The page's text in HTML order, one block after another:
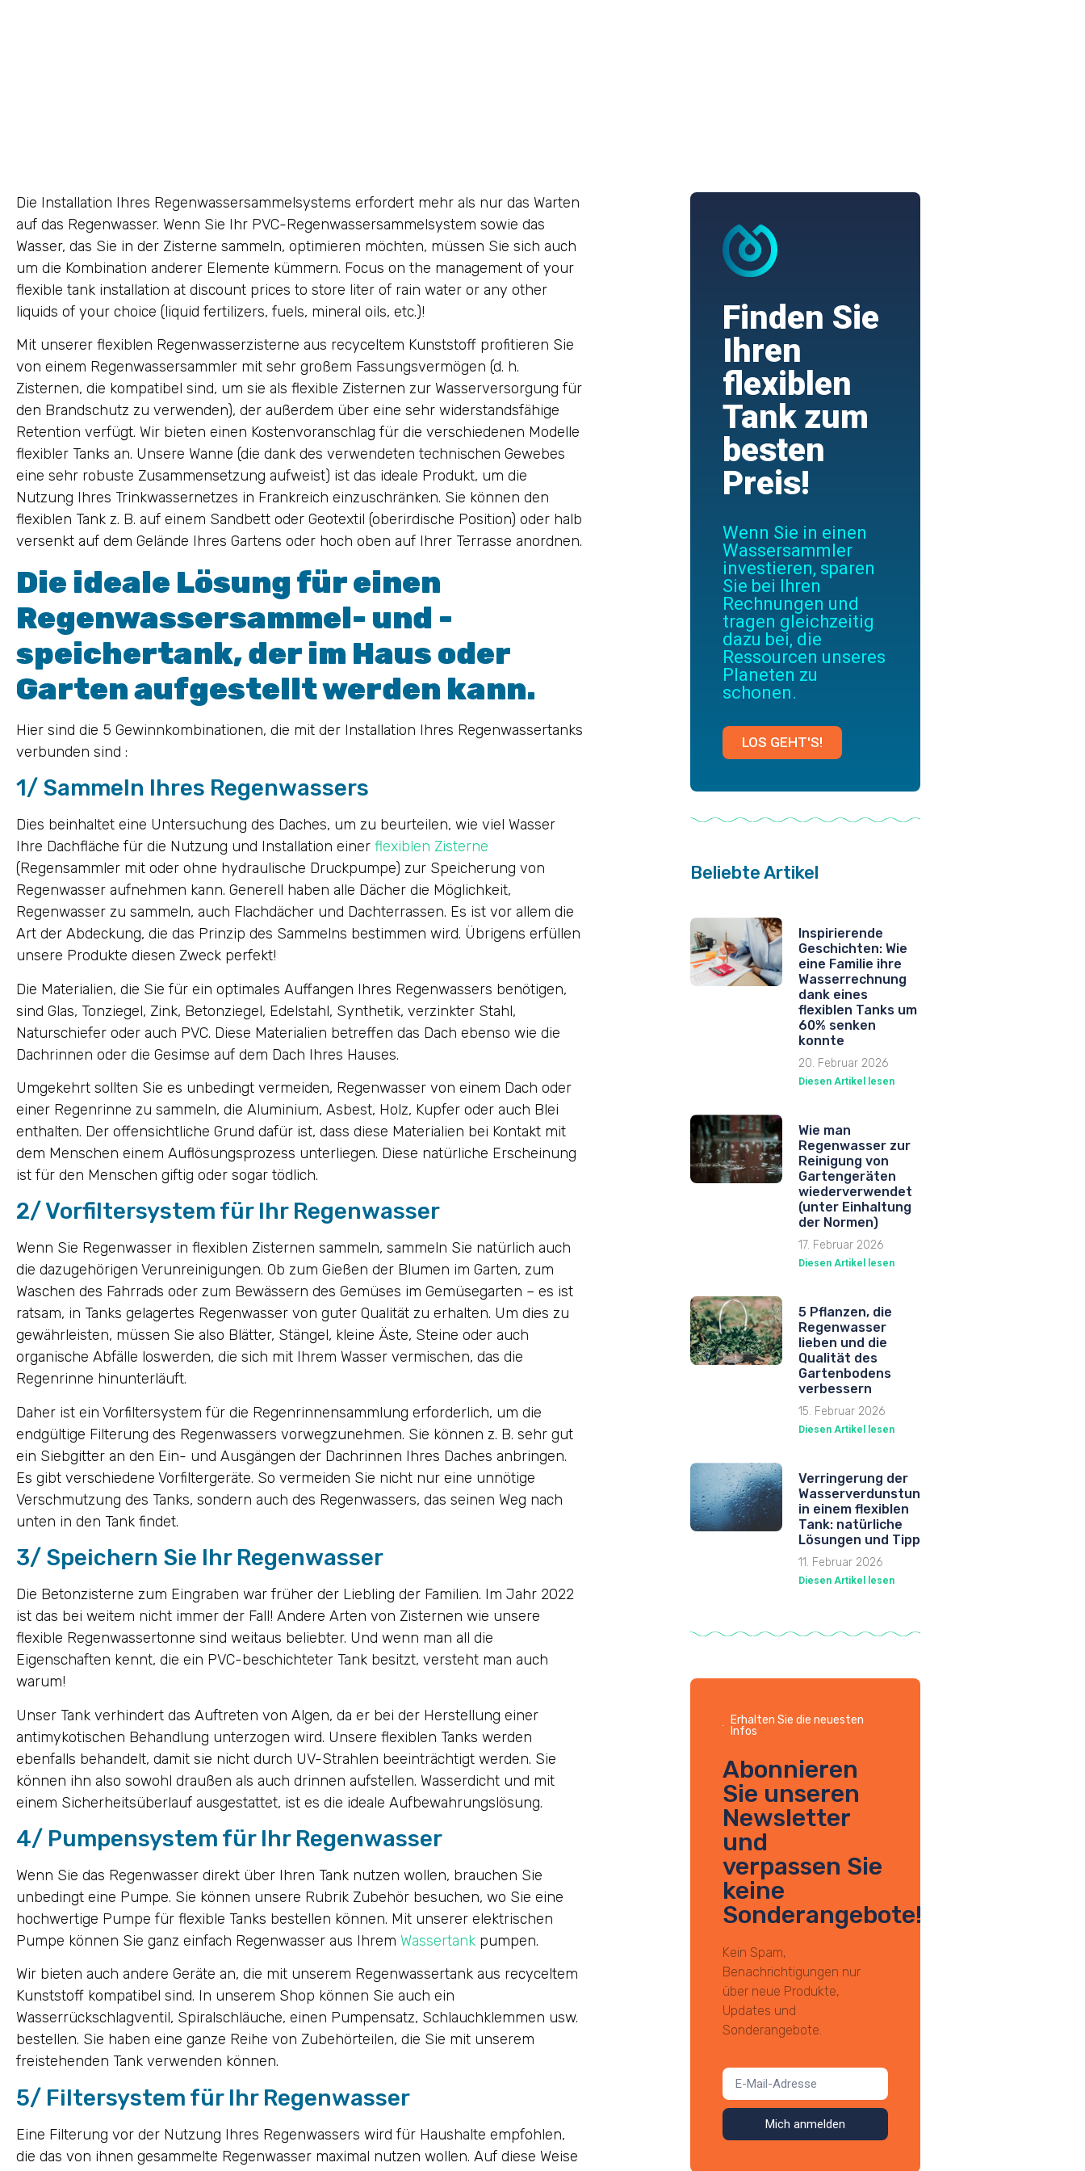
Die Installation Ihres Regenwassersammelsystems erfordert mehr als nur das Warten
auf das Regenwasser. Wenn Sie Ihr PVC-Regenwassersammelsystem sowie das
Wasser, das Sie in der Zisterne sammeln, optimieren möchten, müssen Sie sich auch
um die Kombination anderer Elemente kümmern. Focus on the management of your
flexible tank installation at discount prices to store liter of rain water or any other
liquids of your choice (liquid fertilizers, fuels, mineral oils, etc.)!
Mit unserer flexiblen Regenwasserzisterne aus recyceltem Kunststoff profitieren Sie
von einem Regenwassersammler mit sehr großem Fassungsvermögen (d. h.
Zisternen, die kompatibel sind, um sie als flexible Zisternen zur Wasserversorgung für
den Brandschutz zu verwenden), der außerdem über eine sehr widerstandsfähige
Retention verfügt. Wir bieten einen Kostenvoranschlag für die verschiedenen Modelle
flexibler Tanks an. Unsere Wanne (die dank des verwendeten technischen Gewebes
eine sehr robuste Zusammensetzung aufweist) ist das ideale Produkt, um die
Nutzung Ihres Trinkwassernetzes in Frankreich einzuschränken. Sie können den
flexiblen Tank z. B. auf einem Sandbett oder Geotextil (oberirdische Position) oder halb
versenkt auf dem Gelände Ihres Gartens oder hoch oben auf Ihrer Terrasse anordnen.
Die ideale Lösung für einen
Regenwassersammel- und -
speichertank, der im Haus oder
Garten aufgestellt werden kann.
Hier sind die 5 Gewinnkombinationen, die mit der Installation Ihres Regenwassertanks
verbunden sind :
1/ Sammeln Ihres Regenwassers
Dies beinhaltet eine Untersuchung des Daches, um zu beurteilen, wie viel Wasser
Ihre Dachfläche für die Nutzung und Installation einer flexiblen Zisterne
(Regensammler mit oder ohne hydraulische Druckpumpe) zur Speicherung von
Regenwasser aufnehmen kann. Generell haben alle Dächer die Möglichkeit,
Regenwasser zu sammeln, auch Flachdächer und Dachterrassen. Es ist vor allem die
Art der Abdeckung, die das Prinzip des Sammelns bestimmen wird. Übrigens erfüllen
unsere Produkte diesen Zweck perfekt!
Die Materialien, die Sie für ein optimales Auffangen Ihres Regenwassers benötigen,
sind Glas, Tonziegel, Zink, Betonziegel, Edelstahl, Synthetik, verzinkter Stahl,
Naturschiefer oder auch PVC. Diese Materialien betreffen das Dach ebenso wie die
Dachrinnen oder die Gesimse auf dem Dach Ihres Hauses.
Umgekehrt sollten Sie es unbedingt vermeiden, Regenwasser von einem Dach oder
einer Regenrinne zu sammeln, die Aluminium, Asbest, Holz, Kupfer oder auch Blei
enthalten. Der offensichtliche Grund dafür ist, dass diese Materialien bei Kontakt mit
dem Menschen einem Auflösungsprozess unterliegen. Diese natürliche Erscheinung
ist für den Menschen giftig oder sogar tödlich.
2/ Vorfiltersystem für Ihr Regenwasser
Wenn Sie Regenwasser in flexiblen Zisternen sammeln, sammeln Sie natürlich auch
die dazugehörigen Verunreinigungen. Ob zum Gießen der Blumen im Garten, zum
Waschen des Fahrrads oder zum Bewässern des Gemüses im Gemüsegarten – es ist
ratsam, in Tanks gelagertes Regenwasser von guter Qualität zu erhalten. Um dies zu
gewährleisten, müssen Sie also Blätter, Stängel, kleine Äste, Steine oder auch
organische Abfälle loswerden, die sich mit Ihrem Wasser vermischen, das die
Regenrinne hinunterläuft.
Daher ist ein Vorfiltersystem für die Regenrinnensammlung erforderlich, um die
endgültige Filterung des Regenwassers vorwegzunehmen. Sie können z. B. sehr gut
ein Siebgitter an den Ein- und Ausgängen der Dachrinnen Ihres Daches anbringen.
Es gibt verschiedene Vorfiltergeräte. So vermeiden Sie nicht nur eine unnötige
Verschmutzung des Tanks, sondern auch des Regenwassers, das seinen Weg nach
unten in den Tank findet.
3/ Speichern Sie Ihr Regenwasser
Die Betonzisterne zum Eingraben war früher der Liebling der Familien. Im Jahr 2022
ist das bei weitem nicht immer der Fall! Andere Arten von Zisternen wie unsere
flexible Regenwassertonne sind weitaus beliebter. Und wenn man all die
Eigenschaften kennt, die ein PVC-beschichteter Tank besitzt, versteht man auch
warum!
Unser Tank verhindert das Auftreten von Algen, da er bei der Herstellung einer
antimykotischen Behandlung unterzogen wird. Unsere flexiblen Tanks werden
ebenfalls behandelt, damit sie nicht durch UV-Strahlen beeinträchtigt werden. Sie
können ihn also sowohl draußen als auch drinnen aufstellen. Wasserdicht und mit
einem Sicherheitsüberlauf ausgestattet, ist es die ideale Aufbewahrungslösung.
4/ Pumpensystem für Ihr Regenwasser
Wenn Sie das Regenwasser direkt über Ihren Tank nutzen wollen, brauchen Sie
unbedingt eine Pumpe. Sie können unsere Rubrik Zubehör besuchen, wo Sie eine
hochwertige Pumpe für flexible Tanks bestellen können. Mit unserer elektrischen
Pumpe können Sie ganz einfach Regenwasser aus Ihrem Wassertank pumpen.
Wir bieten auch andere Geräte an, die mit unserem Regenwassertank aus recyceltem
Kunststoff kompatibel sind. In unserem Shop können Sie auch ein
Wasserrückschlagventil, Spiralschläuche, einen Pumpensatz, Schlauchklemmen usw.
bestellen. Sie haben eine ganze Reihe von Zubehörteilen, die Sie mit unserem
freistehenden Tank verwenden können.
5/ Filtersystem für Ihr Regenwasser
Eine Filterung vor der Nutzung Ihres Regenwassers wird für Haushalte empfohlen,
die das von ihnen gesammelte Regenwasser maximal nutzen wollen. Auf diese Weise
Finden Sie
Ihren
flexiblen
Tank zum
besten
Preis!
Wenn Sie in einen
Wassersammler
investieren, sparen
Sie bei Ihren
Rechnungen und
tragen gleichzeitig
dazu bei, die
Ressourcen unseres
Planeten zu
schonen.
LOS GEHT'S!
Beliebte Artikel
Inspirierende
Geschichten: Wie
eine Familie ihre
Wasserrechnung
dank eines
flexiblen Tanks um
60% senken
konnte
20. Februar 2026
Diesen Artikel lesen
Wie man
Regenwasser zur
Reinigung von
Gartengeräten
wiederverwendet
(unter Einhaltung
der Normen)
17. Februar 2026
Diesen Artikel lesen
5 Pflanzen, die
Regenwasser
lieben und die
Qualität des
Gartenbodens
verbessern
15. Februar 2026
Diesen Artikel lesen
Verringerung der
Wasserverdunstung
in einem flexiblen
Tank: natürliche
Lösungen und Tipps
11. Februar 2026
Diesen Artikel lesen
Erhalten Sie die neuesten
Infos
Abonnieren
Sie unseren
Newsletter
und
verpassen Sie
keine
Sonderangebote!
Kein Spam,
Benachrichtigungen nur
über neue Produkte,
Updates und
Sonderangebote.
Mich anmelden